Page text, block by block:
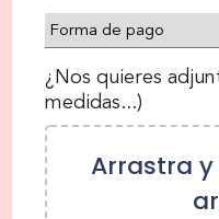
¿Nos quieres
medidas...)
Arrastra